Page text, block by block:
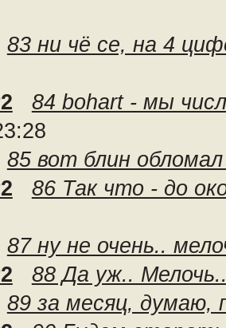
83 ни чё се, на 4
84 bohart - мы
85 вот блин
86 Так что - до
87 ну не очень..
88 Да уж..
89 за месяц, думаю,